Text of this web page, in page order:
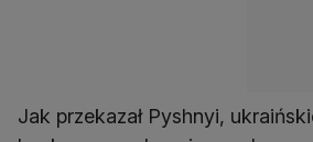
Jak przekazał Pyshnyi,